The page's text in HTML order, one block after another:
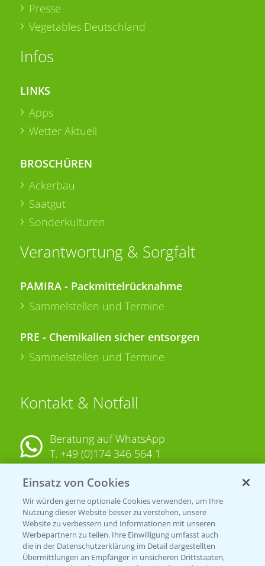
Presse
Vegetables Deutschland
Infos
LINKS
Apps
Wetter Aktuell
BROSCHÜREN
Ackerbau
Saatgut
Sonderkulturen
Verantwortung & Sorgfalt
PAMIRA - Packmittelrücknahme
Sammelstellen und Termine
PRE - Chemikalien sicher entsorgen
Sammelstellen und Termine
Kontakt & Notfall
Beratung auf WhatsApp
T. +49 (0)174 346 564 1
KONTAKT
Hilfe in Notfällen
T.+49 (0)214/30-20220
Einsatz von Cookies
Wir würden gerne optionale Cookies verwenden, um Ihre
Nutzung dieser Website besser zu verstehen, unsere
Website zu verbessern und Informationen mit unseren
Werbepartnern zu teilen. Ihre Einwilligung umfasst auch
die in der Datenschutzerklärung im Detail dargestellten
Übermittlungen an Empfänger in unsicheren Drittstaaten,